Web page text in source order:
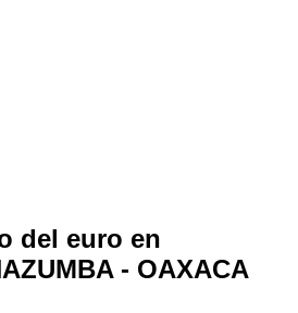
del euro en
- OAXACA